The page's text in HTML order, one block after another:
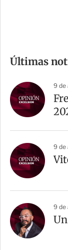
p
a
r
t
Últimas
9 de
9 de
9 de